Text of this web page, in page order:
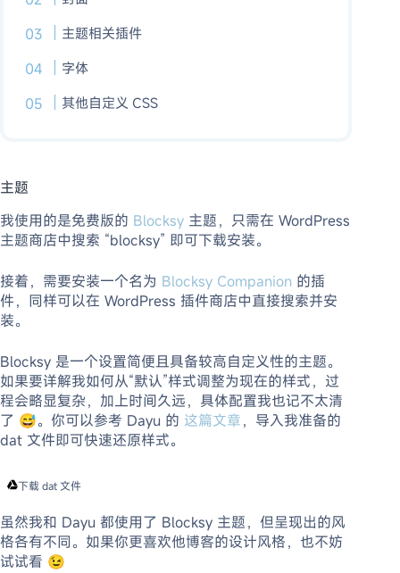
主题相关插件
字体
其他自定义 CSS
主题
我使用的是免费版的 Blocksy 主题，只需在 WordPress
主题商店中搜索 “blocksy” 即可下载安装。
接着，需要安装一个名为 Blocksy Companion 的插
件，同样可以在 WordPress 插件商店中直接搜索并安
装。
Blocksy 是一个设置简便且具备较高自定义性的主题。
如果要详解我如何从“默认”样式调整为现在的样式，过
程会略显复杂，加上时间久远，具体配置我也记不太清
了 😅。你可以参考 Dayu 的 这篇文章，导入我准备的
dat 文件即可快速还原样式。
下载 dat 文件
虽然我和 Dayu 都使用了 Blocksy 主题，但呈现出的风
格各有不同。如果你更喜欢他博客的设计风格，也不妨
试试看 😉